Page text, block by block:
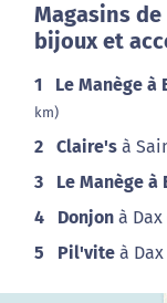
Magasins
bijoux et
1 Le Manège à
km)
2 Claire's à
3 Le Manège à
4 Donjon à Dax
5 Pil'vite à Dax